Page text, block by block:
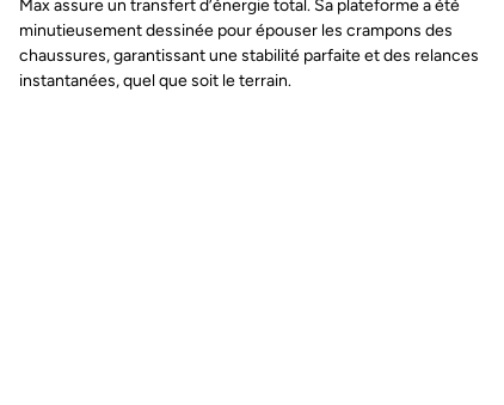
Max assure un transfert d’énergie total. Sa plateforme a été
minutieusement dessinée pour épouser les crampons des
chaussures, garantissant une stabilité parfaite et des relances
instantanées, quel que soit le terrain.